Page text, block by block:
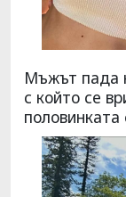
Мъжът пада
с който се
половинката